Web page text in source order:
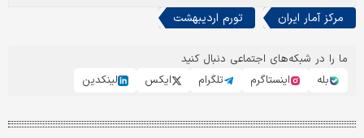
مرکز آمار ایران تورم اردیبهشت
ما را در شبکه‌های اجتماعی دنبال کنید
بله
اینستاگرم تلگرام ایکس لینکدین